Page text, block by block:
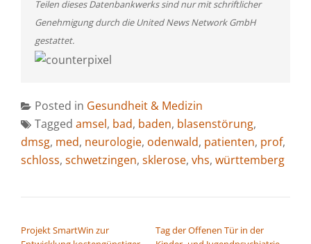
Teilen dieses Datenbankwerks sind nur mit schriftlicher
Genehmigung durch die United News Network GmbH
gestattet.
Posted in Gesundheit & Medizin
Tagged amsel, bad, baden, blasenstörung,
dmsg, med, neurologie, odenwald, patienten, prof,
schloss, schwetzingen, sklerose, vhs, württemberg
Projekt SmartWin zur
Tag der Offenen Tür in der